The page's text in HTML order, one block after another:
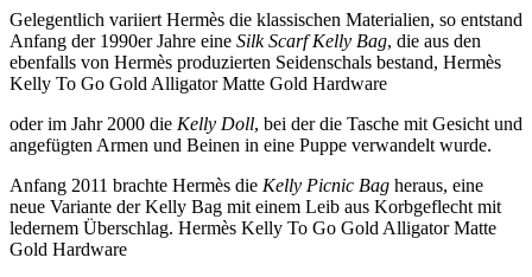
Gelegentlich variiert Hermès die klassischen Materialien, so entstand
Anfang der 1990er Jahre eine Silk Scarf Kelly Bag, die aus den
ebenfalls von Hermès produzierten Seidenschals bestand, Hermès
Kelly To Go Gold Alligator Matte Gold Hardware
oder im Jahr 2000 die Kelly Doll, bei der die Tasche mit Gesicht und
angefügten Armen und Beinen in eine Puppe verwandelt wurde.
Anfang 2011 brachte Hermès die Kelly Picnic Bag heraus, eine
neue Variante der Kelly Bag mit einem Leib aus Korbgeflecht mit
ledernem Überschlag. Hermès Kelly To Go Gold Alligator Matte
Gold Hardware